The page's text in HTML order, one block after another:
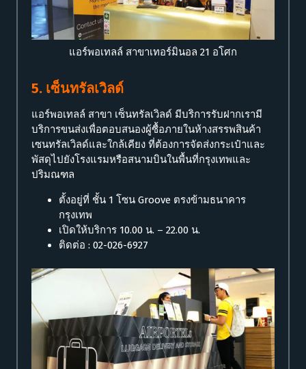
แอร์พอเทลล์ สาขาเทอร์มินอล 21 อโศก
5. เซ็นทรัลเวิลด์
แอร์พอเทลล์ สาขา เซ็นทรัลเวิลด์ มีบริการรับฝากเรามี
บริการขนส่งเพื่อตอบสนองผู้ซื้อภายในห้างสรรพสินค้า
เซนทรัลเวิลด์และใกล้เคียง ที่ต้องการจัดส่งกระเป๋าและ
พัสดุไปยังโรงแรมหรือสนามบินในพื้นที่กรุงเทพและ
ปริมณฑล
ตั้งอยู่ที่ ชั้น 1 โซน Groove ตรงข้ามธนาคาร
กรุงเทพ
เปิดให้บริการ 10.00 น. – 22.00 น.
ติดต่อ : 02-026-6927